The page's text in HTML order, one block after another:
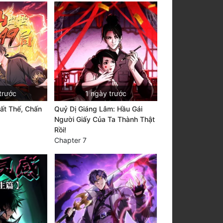
Thế, Chấn
1 ngày trước
Quỷ Dị Giáng Lâm: Hầu Gái
Người Giấy Của Ta Thành Thật
Rồi!
Chapter 7